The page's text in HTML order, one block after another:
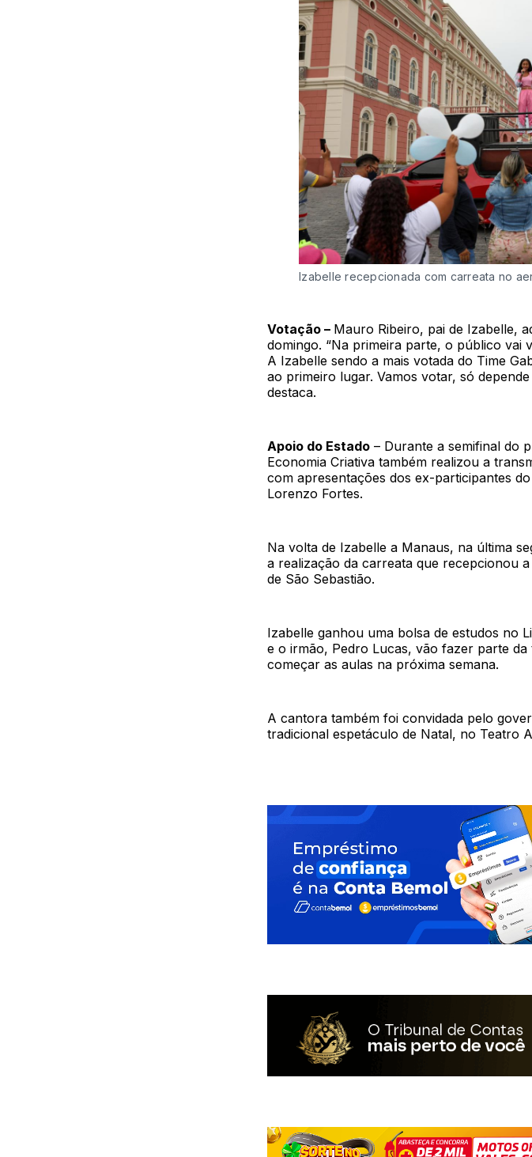
Izabelle recepcionada com carreata no
Votação – Mauro Ribeiro, pai de Izabelle,
domingo. “Na primeira parte, o público vai
A Izabelle sendo a mais votada do Time
ao primeiro lugar. Vamos votar, só
destaca.
Apoio do Estado – Durante a semifinal do
Economia Criativa também realizou a
com apresentações dos ex-participantes
Lorenzo Fortes.
Na volta de Izabelle a Manaus, na última
a realização da carreata que recepcionou
de São Sebastião.
Izabelle ganhou uma bolsa de estudos no
e o irmão, Pedro Lucas, vão fazer parte
começar as aulas na próxima semana.
A cantora também foi convidada pelo
tradicional espetáculo de Natal, no Teatro